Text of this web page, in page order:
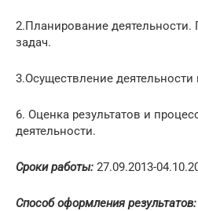
2.Планирование деятельности.
задач.
3.Осуществление деятельности
6. Оценка результатов и
деятельности.
Сроки работы: 27.09.2013-
Способ оформления результатов: